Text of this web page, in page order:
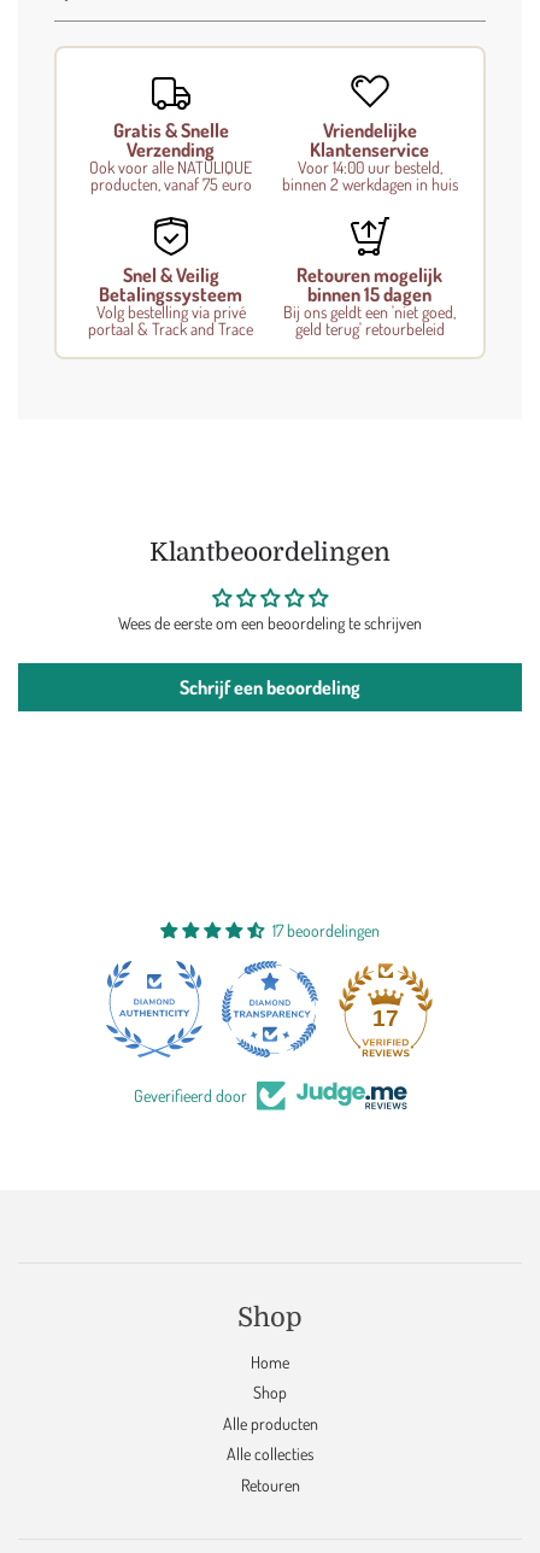
Gratis & Snelle
Verzending
Ook voor alle NATULIQUE
producten, vanaf 75 euro
Vriendelijke
Klantenservice
Voor 14:00 uur besteld,
binnen 2 werkdagen in huis
Snel & Veilig
Betalingssysteem
Volg bestelling via privé
portaal & Track and Trace
Retouren mogelijk
binnen 15 dagen
Bij ons geldt een 'niet goed,
geld terug' retourbeleid
Klantbeoordelingen
Wees de eerste om een beoordeling te schrijven
Schrijf een beoordeling
17 beoordelingen
17
Geverifieerd door
Shop
Home
Shop
Alle producten
Alle collecties
Retouren